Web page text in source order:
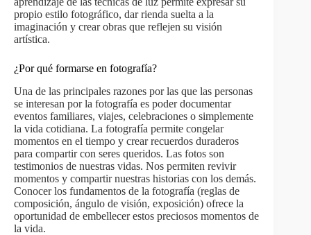
propio estilo fotográfico, dar rienda suelta a la
imaginación y crear obras que reflejen su visión
artística.
¿Por qué formarse en fotografía?
Una de las principales razones por las que las personas
se interesan por la fotografía es poder documentar
eventos familiares, viajes, celebraciones o simplemente
la vida cotidiana. La fotografía permite congelar
momentos en el tiempo y crear recuerdos duraderos
para compartir con seres queridos. Las fotos son
testimonios de nuestras vidas. Nos permiten revivir
momentos y compartir nuestras historias con los demás.
Conocer los fundamentos de la fotografía (reglas de
composición, ángulo de visión, exposición) ofrece la
oportunidad de embellecer estos preciosos momentos de
la vida.